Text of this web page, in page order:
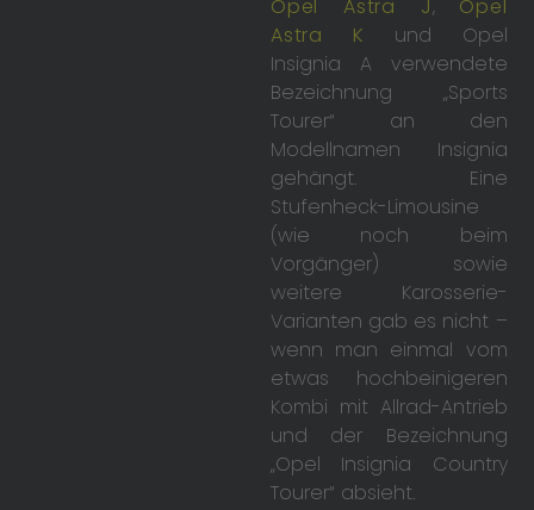
Opel Astra J, Opel
Astra K und Opel
Insignia A verwendete
Bezeichnung „Sports
Tourer“ an den
Modellnamen Insignia
gehängt. Eine
Stufenheck-Limousine
(wie noch beim
Vorgänger) sowie
weitere Karosserie-
Varianten gab es nicht –
wenn man einmal vom
etwas hochbeinigeren
Kombi mit Allrad-Antrieb
und der Bezeichnung
„Opel Insignia Country
Tourer“ absieht.